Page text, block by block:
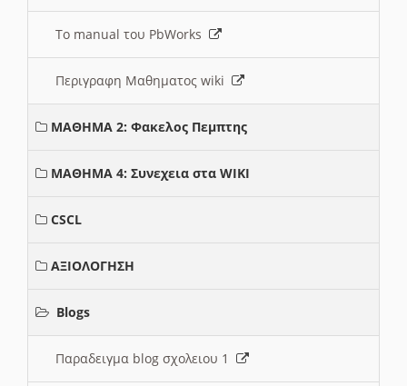
Το manual του PbWorks
Περιγραφη Μαθηματος wiki
ΜΑΘΗΜΑ 2: Φακελος Πεμπτης
ΜΑΘΗΜΑ 4: Συνεχεια στα WIKI
CSCL
ΑΞΙΟΛΟΓΗΣΗ
Blogs
Παραδειγμα blog σχολειου 1